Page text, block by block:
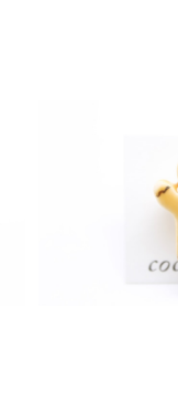
有田焼ブローチ
ッドマ